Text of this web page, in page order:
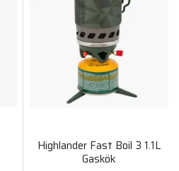
Highlander Fast Boil 3 1.1L
Gaskök